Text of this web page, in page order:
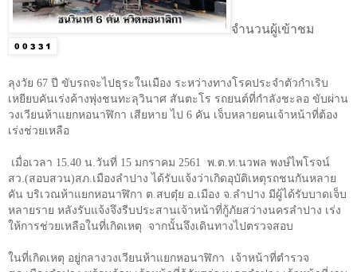
จำนวนผู้เข้าชม
ลุงวัย 67 ปี ขับรถจะไปธุระในเมือง ระหว่างทางโรคประจำตัวกำเริบ
เหยียบคันเร่งค้างพุ่งชนทะลุวินาศ สันตะโร รถยนต์ที่กำลังชะลอ ขับผ่าน
วงเวียนห้าแยกหอนาฬิกา เสียหาย ไป 6 คัน เจ็บหลายคนเจ้าหน้าที่ต้อง
เร่งช่วยเหลือ
เมื่อเวลา 15.40 น.วันที่ 15 มกราคม 2561 พ.ต.ท.นวพล พงษ์ไพโรจน์
สว.(สอบสวน)สภ.เมืองลำปาง ได้รับแจ้งว่าเกิดอุบัติเหตุรถชนกันหลาย
คัน บริเวณห้าแยกหอนาฬิกา ต.สบตุ๋ย อ.เมือง จ.ลำปาง มีผู้ได้รับบาดเจ็บ
หลายราย หลังรับแจ้งจึงรีบประสานเจ้าหน้าที่กู้ภัยสว่างนครลำปาง เร่ง
ให้การช่วยเหลือในที่เกิดเหตุ จากนั้นจึงเดินทางไปตรวจสอบ
ในที่เกิดเหตุ อยู่กลางวงเวียนห้าแยกหอนาฬิกา เจ้าหน้าที่ตำรวจ